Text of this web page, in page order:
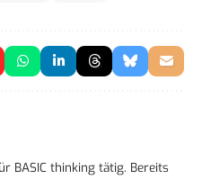
BASIC thinking tätig. Bereits